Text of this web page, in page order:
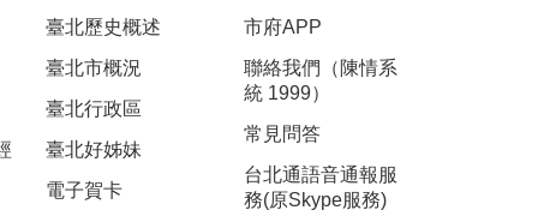
臺北歷史概述
臺北市概況
臺北行政區
臺北好姊妹
電子賀卡
市府APP
聯絡我們（陳情系
統 1999）
常見問答
台北通語音通報服
務(原Skype服務)